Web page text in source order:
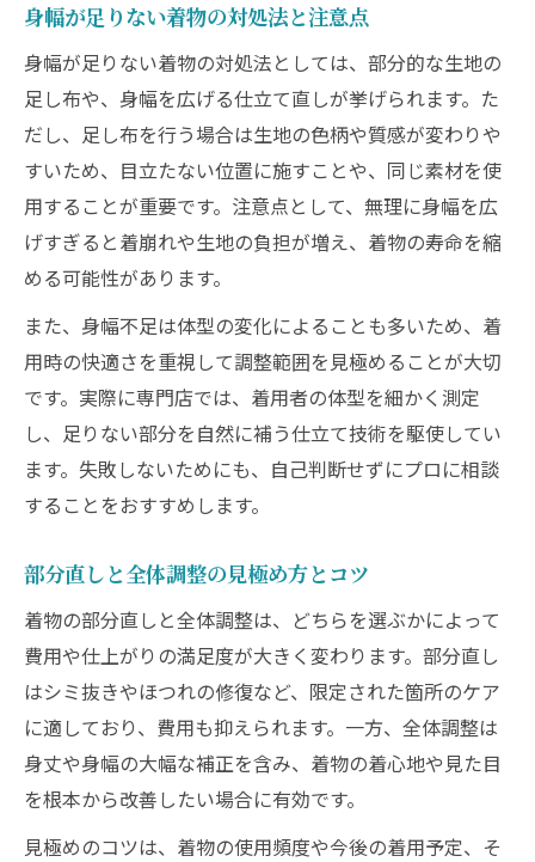
身幅が足りない着物の対処法と注意点
身幅が足りない着物の対処法としては、部分的な生地の
足し布や、身幅を広げる仕立て直しが挙げられます。た
だし、足し布を行う場合は生地の色柄や質感が変わりや
すいため、目立たない位置に施すことや、同じ素材を使
用することが重要です。注意点として、無理に身幅を広
げすぎると着崩れや生地の負担が増え、着物の寿命を縮
める可能性があります。
また、身幅不足は体型の変化によることも多いため、着
用時の快適さを重視して調整範囲を見極めることが大切
です。実際に専門店では、着用者の体型を細かく測定
し、足りない部分を自然に補う仕立て技術を駆使してい
ます。失敗しないためにも、自己判断せずにプロに相談
することをおすすめします。
部分直しと全体調整の見極め方とコツ
着物の部分直しと全体調整は、どちらを選ぶかによって
費用や仕上がりの満足度が大きく変わります。部分直し
はシミ抜きやほつれの修復など、限定された箇所のケア
に適しており、費用も抑えられます。一方、全体調整は
身丈や身幅の大幅な補正を含み、着物の着心地や見た目
を根本から改善したい場合に有効です。
見極めのコツは、着物の使用頻度や今後の着用予定、そ